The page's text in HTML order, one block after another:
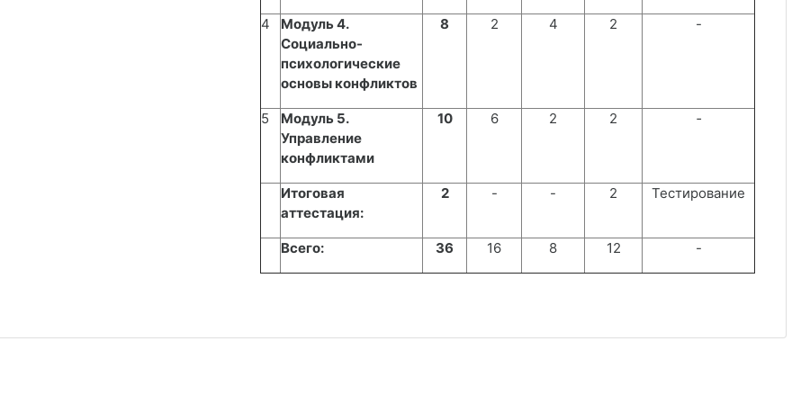
4
Модуль 4.
Социально-
психологические
основы конфликтов
8 2 4 2 -
5
Модуль 5.
Управление
конфликтами
10 6 2 2 ‑
Итоговая
аттестация:
2 - - 2 Тестирование
Всего: 36 16 8 12 -